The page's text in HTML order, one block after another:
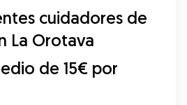
cuidadores de
La Orotava
de 15€ por